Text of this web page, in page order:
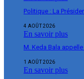
Politique : La
4 AOÛT 2026
En savoir plus
M. Keda Bala
1 AOÛT 2026
En savoir plus